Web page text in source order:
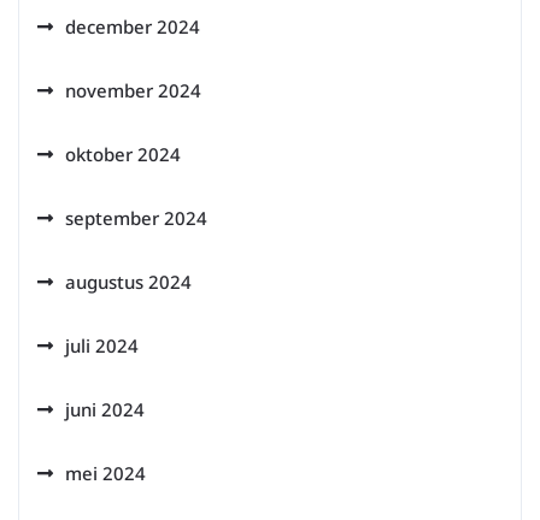
december 2024
november 2024
oktober 2024
september 2024
augustus 2024
juli 2024
juni 2024
mei 2024